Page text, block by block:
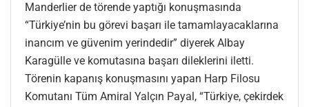
Manderlier de törende yaptığı konuşmasında
“Türkiye’nin bu görevi başarı ile tamamlayacaklarına
inancım ve güvenim yerindedir” diyerek Albay
Karagülle ve komutasına başarı dileklerini iletti.
Törenin kapanış konuşmasını yapan Harp Filosu
Komutanı Tüm Amiral Yalçın Payal, “Türkiye, çekirdek